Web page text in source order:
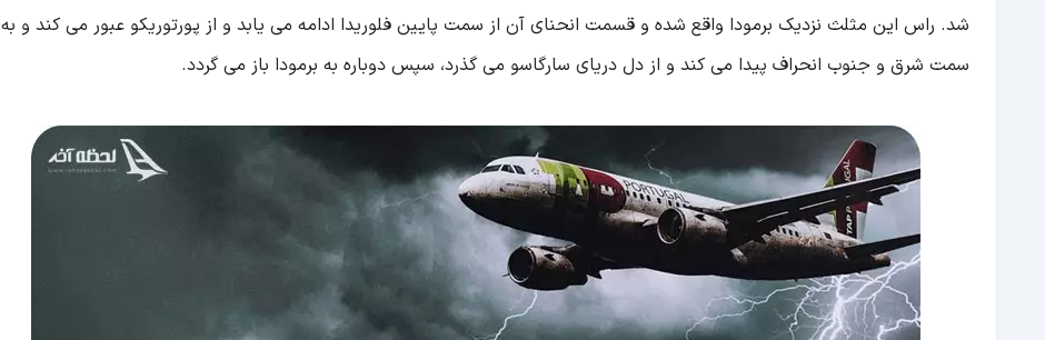
شد. راس این مثلث نزدیک برمودا واقع شده و قسمت انحنای آن از سمت پایین فلوریدا ادامه می یابد و از پورتوریکو عبور می کند و به
سمت شرق و جنوب انحراف پیدا می کند و از دل دریای سارگاسو می گذرد، سپس دوباره به برمودا باز می گردد.